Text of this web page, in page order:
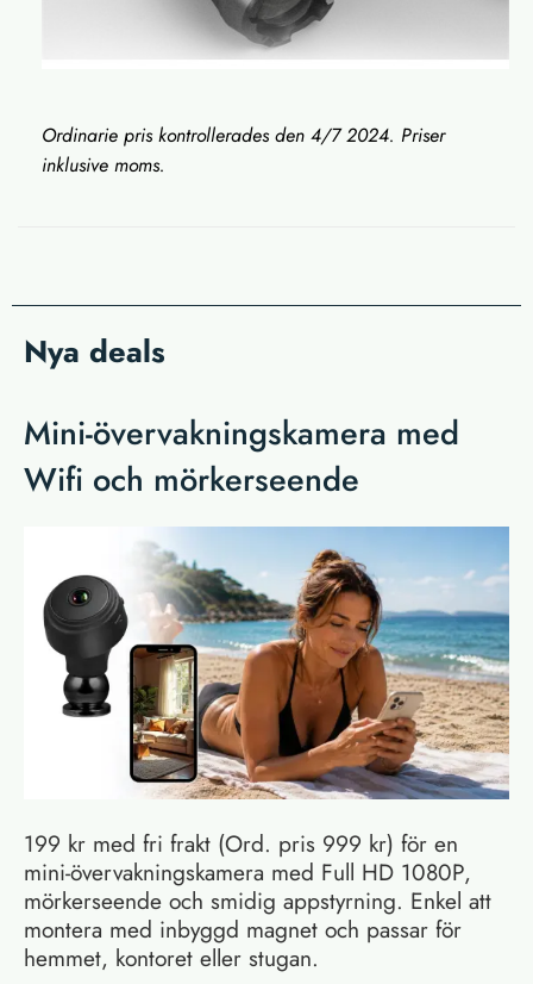
Ordinarie pris kontrollerades den 4/7 2024. Priser
inklusive moms.
Nya deals
Mini-övervakningskamera med
Wifi och mörkerseende
199 kr med fri frakt (Ord. pris 999 kr) för en
mini-övervakningskamera med Full HD 1080P,
mörkerseende och smidig appstyrning. Enkel att
montera med inbyggd magnet och passar för
hemmet, kontoret eller stugan.